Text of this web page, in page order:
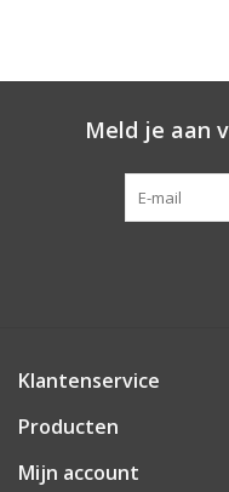
Meld je aan
Klantenservice
Producten
Mijn account